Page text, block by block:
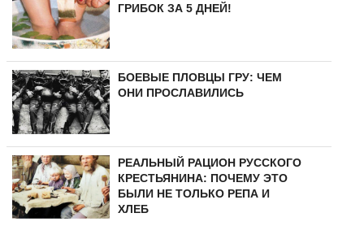
ГРИБОК ЗА 5 ДНЕЙ!
БОЕВЫЕ ПЛОВЦЫ ГРУ: ЧЕМ
ОНИ ПРОСЛАВИЛИСЬ
РЕАЛЬНЫЙ РАЦИОН РУССКОГО
КРЕСТЬЯНИНА: ПОЧЕМУ ЭТО
БЫЛИ НЕ ТОЛЬКО РЕПА И
ХЛЕБ